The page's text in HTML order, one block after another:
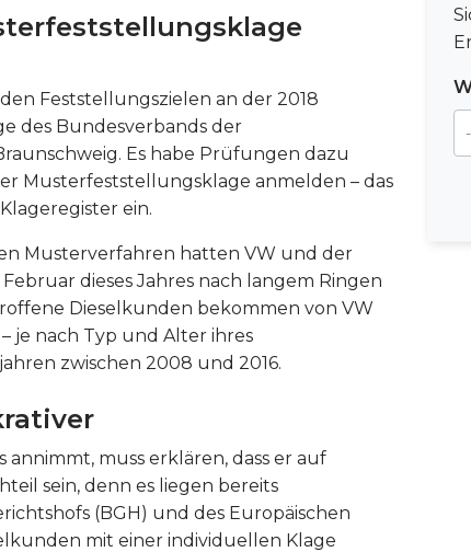
Feststellungszielen an der 2018
des Bundesverbands der
Es habe Prüfungen dazu
Musterfeststellungsklage anmelden – das
ein.
Musterverfahren hatten VW und der
dieses Jahres nach langem Ringen
Dieselkunden bekommen von VW
je nach Typ und Alter ihres
zwischen 2008 und 2016.
muss erklären, dass er auf
sein, denn es liegen bereits
(BGH) und des Europäischen
mit einer individuellen Klage